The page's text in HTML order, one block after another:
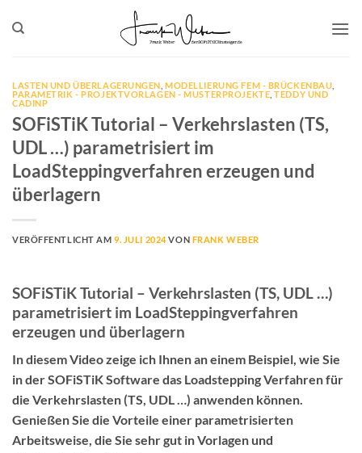
Inhalt
LASTEN UND ÜBERLAGERUNGEN ,MODELLIERUNG FEM - BRÜCKENBAU
PARAMETRIK - PROJEKTVORLAGEN - MUSTERPROJEKTE ,TEDDY UND
CADINP
SOFiSTiK Tutorial – Verkehrslasten (TS,
UDL …) parametrisiert im
LoadSteppingverfahren erzeugen und
überlagern
VERÖFFENTLICHT AM9. JULI 2024VON FRANK WEBER
SOFiSTiK Tutorial – Verkehrslasten (TS, UDL …)
parametrisiert im LoadSteppingverfahren
erzeugen und überlagern
In diesem Video zeige ich Ihnen an einem Beispiel, wie Sie
in der SOFiSTiK Software das Loadstepping Verfahren für
die Verkehrslasten (TS, UDL …) anwenden können.
Genießen Sie die Vorteile einer parametrisierten
Arbeitsweise, die Sie sehr gut in Vorlagen und